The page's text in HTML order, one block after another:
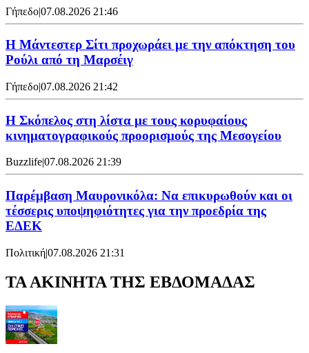
Γήπεδο|07.08.2026 21:46
Η Μάντεστερ Σίτι προχωράει με την απόκτηση του
Ρούλι από τη Μαρσέιγ
Γήπεδο|07.08.2026 21:42
Η Σκόπελος στη λίστα με τους κορυφαίους
κινηματογραφικούς προορισμούς της Μεσογείου
Buzzlife|07.08.2026 21:39
Παρέμβαση Μαυρονικόλα: Να επικυρωθούν και οι
τέσσερις υποψηφιότητες για την προεδρία της
ΕΔΕΚ
Πολιτική|07.08.2026 21:31
ΤΑ ΑΚΙΝΗΤΑ ΤΗΣ ΕΒΔΟΜΑΔΑΣ